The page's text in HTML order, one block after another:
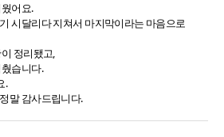
어요.
시달리다 지쳐서 마지막이라는 마음으로
정리됐고,
습니다.
.
말 감사드립니다.